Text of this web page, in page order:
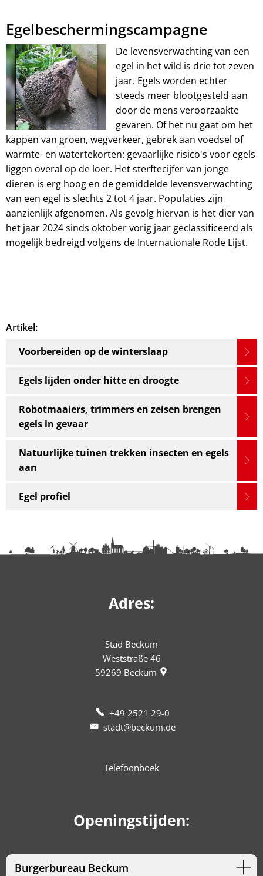
Bescherming
voor
de
egel
Egelbeschermingscampagne
De levensverwachting van een
egel in het wild is drie tot zeven
jaar. Egels worden echter
steeds meer blootgesteld aan
door de mens veroorzaakte
gevaren. Of het nu gaat om het
kappen van groen, wegverkeer, gebrek aan voedsel of
warmte- en watertekorten: gevaarlijke risico's voor egels
liggen overal op de loer. Het sterftecijfer van jonge
dieren is erg hoog en de gemiddelde levensverwachting
van een egel is slechts 2 tot 4 jaar. Populaties zijn
aanzienlijk afgenomen. Als gevolg hiervan is het dier van
het jaar 2024 sinds oktober vorig jaar geclassificeerd als
mogelijk bedreigd volgens de Internationale Rode Lijst.
Artikel:
Voorbereiden op de winterslaap
Egels lijden onder hitte en droogte
Robotmaaiers, trimmers en zeisen brengen
egels in gevaar
Natuurlijke tuinen trekken insecten en egels
aan
Egel profiel
Adres:
Stad Beckum
Weststraße 46
59269 Beckum
+49 2521 29-0
stadt@beckum.de
Telefoonboek
Openingstijden:
Burgerbureau Beckum